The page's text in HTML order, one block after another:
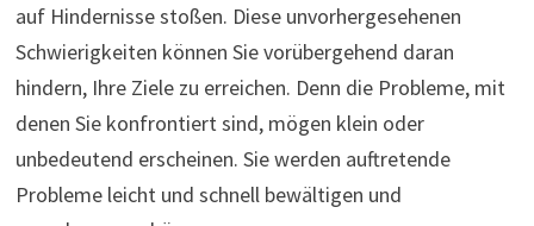
auf Hindernisse stoßen. Diese unvorhergesehenen
Schwierigkeiten können Sie vorübergehend daran
hindern, Ihre Ziele zu erreichen. Denn die Probleme, mit
denen Sie konfrontiert sind, mögen klein oder
unbedeutend erscheinen. Sie werden auftretende
Probleme leicht und schnell bewältigen und